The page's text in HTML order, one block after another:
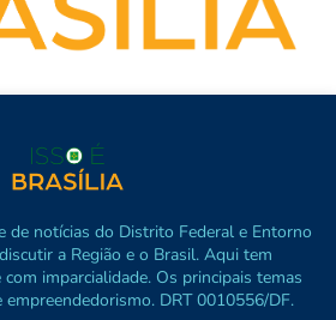
de notícias do Distrito Federal e Entorno
a Região e o Brasil. Aqui tem
imparcialidade. Os principais temas
empreendedorismo. DRT 0010556/DF.